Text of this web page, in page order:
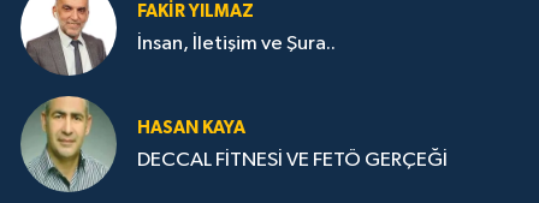
FAKIR YILMAZ
İnsan, İletişim ve Şura..
HASAN KAYA
DECCAL FİTNESİ VE FETÖ GERÇEĞİ